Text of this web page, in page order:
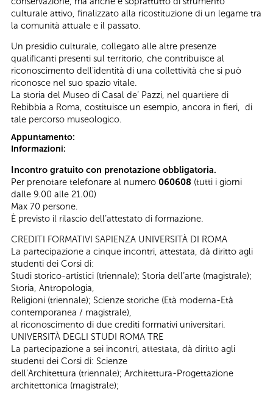
culturale attivo, finalizzato alla ricostituzione di un legame tra
la comunità attuale e il passato.
Un presidio culturale, collegato alle altre presenze
qualificanti presenti sul territorio, che contribuisce al
riconoscimento dell'identità di una collettività che si può
riconosce nel suo spazio vitale.
La storia del Museo di Casal de’ Pazzi, nel quartiere di
Rebibbia a Roma, costituisce un esempio, ancora in fieri, di
tale percorso museologico.
Appuntamento:
Informazioni:
Incontro gratuito con prenotazione obbligatoria.
Per prenotare telefonare al numero 060608 (tutti i giorni
dalle 9.00 alle 21.00)
Max 70 persone.
È previsto il rilascio dell’attestato di formazione.
CREDITI FORMATIVI SAPIENZA UNIVERSITÀ DI ROMA
La partecipazione a cinque incontri, attestata, dà diritto agli
studenti dei Corsi di:
Studi storico-artistici (triennale); Storia dell’arte (magistrale);
Storia, Antropologia,
Religioni (triennale); Scienze storiche (Età moderna-Età
contemporanea / magistrale),
al riconoscimento di due crediti formativi universitari.
UNIVERSITÀ DEGLI STUDI ROMA TRE
La partecipazione a sei incontri, attestata, dà diritto agli
studenti dei Corsi di: Scienze
dell’Architettura (triennale); Architettura-Progettazione
architettonica (magistrale);